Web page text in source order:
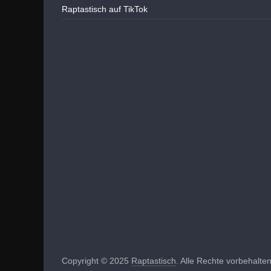
Raptastisch auf TikTok
Copyright © 2025 Raptastisch . Alle Rechte